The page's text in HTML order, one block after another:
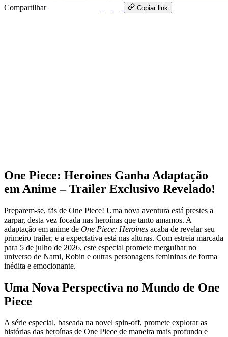
Compartilhar Copiar link
One Piece: Heroines Ganha Adaptação
em Anime – Trailer Exclusivo Revelado!
Preparem-se, fãs de One Piece! Uma nova aventura está prestes a
zarpar, desta vez focada nas heroínas que tanto amamos. A
adaptação em anime de One Piece: Heroines acaba de revelar seu
primeiro trailer, e a expectativa está nas alturas. Com estreia marcada
para 5 de julho de 2026, este especial promete mergulhar no
universo de Nami, Robin e outras personagens femininas de forma
inédita e emocionante.
Uma Nova Perspectiva no Mundo de One
Piece
A série especial, baseada na novel spin-off, promete explorar as
histórias das heroínas de One Piece de maneira mais profunda e